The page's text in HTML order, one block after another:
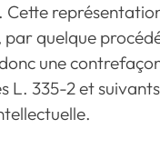
Cette
quelque
une
L. 335-2 et